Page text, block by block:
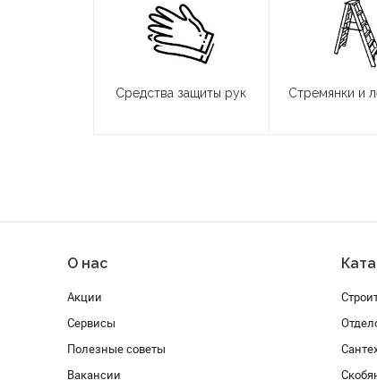
Средства защиты рук Стремянки и
О нас
Акции
Сервисы
Полезные советы
Вакансии